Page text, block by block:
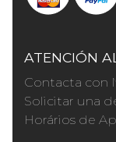
ATENCIÓN
Contacta con
Solicitar una
Horários de